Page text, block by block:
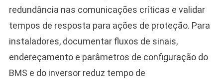
redundância nas comunicações críticas e validar
tempos de resposta para ações de proteção. Para
instaladores, documentar fluxos de sinais,
endereçamento e parâmetros de configuração do
BMS e do inversor reduz tempo de